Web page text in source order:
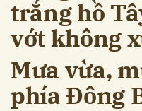
trắng hồ
vớt không
Mưa vừa,
phía Đông